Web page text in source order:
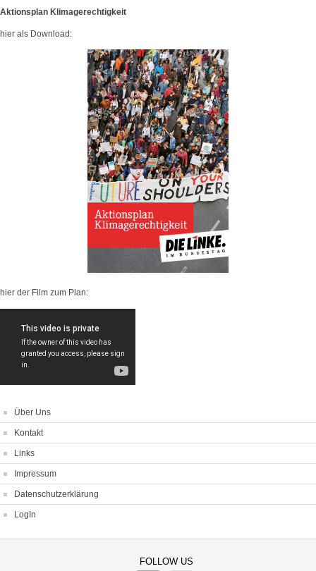
Aktionsplan Klimagerechtigkeit
hier als Download:
hier der Film zum Plan:
Über Uns
Kontakt
Links
Impressum
Datenschutzerklärung
LogIn
FOLLOW US